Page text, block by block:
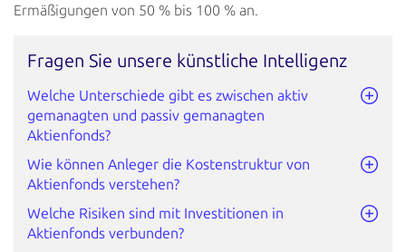
Ermäßigungen von 50 % bis 100 % an.
Fragen Sie unsere künstliche Intelligenz
Welche Unterschiede gibt es zwischen aktiv
gemanagten und passiv gemanagten
Aktienfonds?
Wie können Anleger die Kostenstruktur von
Aktienfonds verstehen?
Welche Risiken sind mit Investitionen in
Aktienfonds verbunden?